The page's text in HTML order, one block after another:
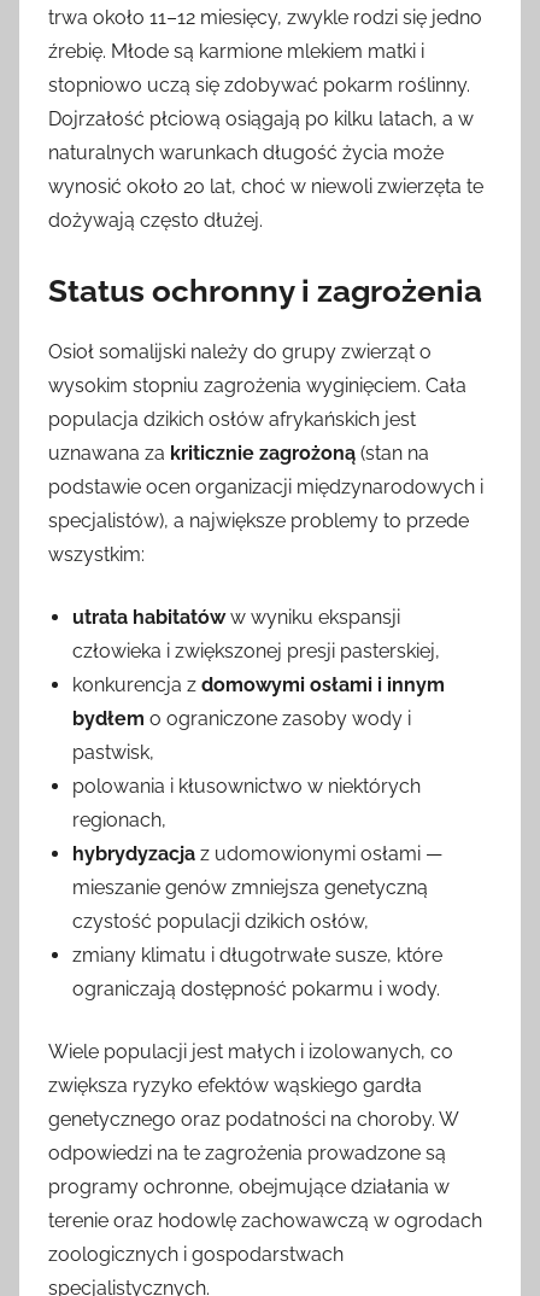
trwa około 11–12 miesięcy, zwykle rodzi się jedno
źrebię. Młode są karmione mlekiem matki i
stopniowo uczą się zdobywać pokarm roślinny.
Dojrzałość płciową osiągają po kilku latach, a w
naturalnych warunkach długość życia może
wynosić około 20 lat, choć w niewoli zwierzęta te
dożywają często dłużej.
Status ochronny i zagrożenia
Osioł somalijski należy do grupy zwierząt o
wysokim stopniu zagrożenia wyginięciem. Cała
populacja dzikich osłów afrykańskich jest
uznawana za kriticznie zagrożoną (stan na
podstawie ocen organizacji międzynarodowych i
specjalistów), a największe problemy to przede
wszystkim:
utrata habitatóww wyniku ekspansji
człowieka i zwiększonej presji pasterskiej,
konkurencja z domowymi osłami i innym
bydłem o ograniczone zasoby wody i
pastwisk,
polowania i kłusownictwo w niektórych
regionach,
hybrydyzacja z udomowionymi osłami —
mieszanie genów zmniejsza genetyczną
czystość populacji dzikich osłów,
zmiany klimatu i długotrwałe susze, które
ograniczają dostępność pokarmu i wody.
Wiele populacji jest małych i izolowanych, co
zwiększa ryzyko efektów wąskiego gardła
genetycznego oraz podatności na choroby. W
odpowiedzi na te zagrożenia prowadzone są
programy ochronne, obejmujące działania w
terenie oraz hodowlę zachowawczą w ogrodach
zoologicznych i gospodarstwach
specjalistycznych.